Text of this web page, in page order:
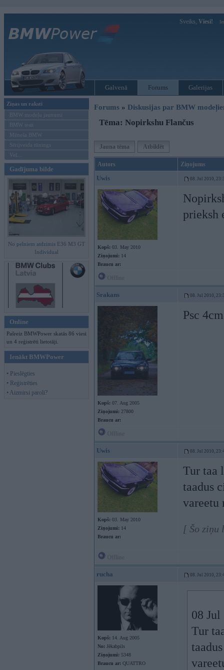
Sveiks, Viesi!
Galvenā Forums Galerijas
Ziņas un raksti
BMW modeļu jaunumi
BMW testi
Mēneša BMW
Sērijveida tūnings
Vel...
Gadījuma bilde
No pelniem atdzimis E36 M3 GT
Individual
Online
Pašreiz BMWPower skatās 86 viesi
un 4 reģistrēti lietotāji.
Ienākt BMWPower
• Pieslēgties
• Reģistrēties
• Aizmirsi paroli?
Forums » Diskusijas par BMW
Tēma: Nopirkshu Flančus
Jauna tēma Atbildēt
Autors Ziņojums
Uwis 08. Jul 2010,
Kopš: 03. May 2010
Ziņojumi: 14
Braucu ar:
prieksh
Srakans 08. Jul 2010,
Kopš: 07. Aug 2005
Ziņojumi: 27800
Braucu ar:
Psc
Uwis 08. Jul 2010,
Kopš: 03. May 2010
Ziņojumi: 14
Braucu ar:
Tur taa
taadus
vareetu
[ Šo ziņu
rucha 08. Jul 2010,
Kopš: 14. Aug 2005
No: Jēkabpils
Ziņojumi: 5348
Braucu ar: QUATTRO
08
Tur